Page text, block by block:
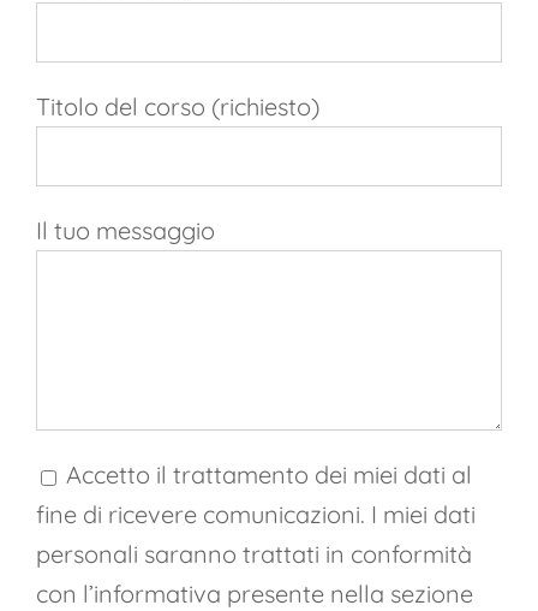
Titolo del corso (richiesto)
Il tuo messaggio
Accetto il trattamento dei miei dati al
fine di ricevere comunicazioni. I miei dati
personali saranno trattati in conformità
con l’informativa presente nella sezione